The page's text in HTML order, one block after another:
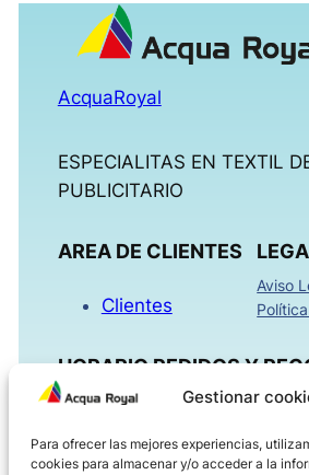
Gestionar
Para ofrecer las mejores experiencias,
cookies para almacenar y/o acceder a la
AcquaRoyal
ESPECIALITAS EN TEXTIL
PUBLICITARIO
AREA DE CLIENTES
Clientes
Aviso
HORARIO PEDIDOS Y
Tardes 16:00h – 18:30h